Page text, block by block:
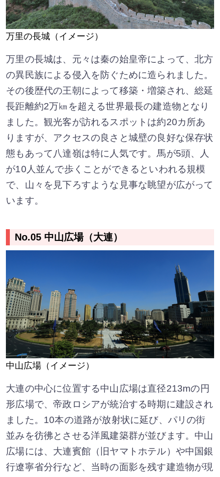
万里の長城（イメージ）
万里の長城は、元々は秦の始皇帝によって、北方
の異民族による侵入を防ぐために造られました。
その後歴代の王朝によって移築・増築され、総延
長距離約2万㎞を超える世界最長の建造物となり
ました。観光客が訪れるスポットは約20カ所あ
りますが、アクセスの良さと城壁の良好な保存状
態もあって八達嶺は特に人気です。馬が5頭、人
が10人並んで歩くことができるといわれる規模
で、山々を見下ろすような見事な眺望が広がって
います。
No.05 中山広場（大連）
中山広場（イメージ）
大連の中心に位置する中山広場は直径213mの円
形広場で、帝政ロシアが統治する時期に建設され
ました。10本の道路が放射状に延び、パリの街
並みを彷彿とさせる洋風建築群が並びます。中山
広場には、大連賓館（旧ヤマトホテル）や中国銀
行遼寧省分行など、当時の面影を残す建造物が現